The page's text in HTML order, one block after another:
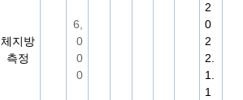
체지방
측정
6,
0
0
0
2
0
2
2.
1.
1